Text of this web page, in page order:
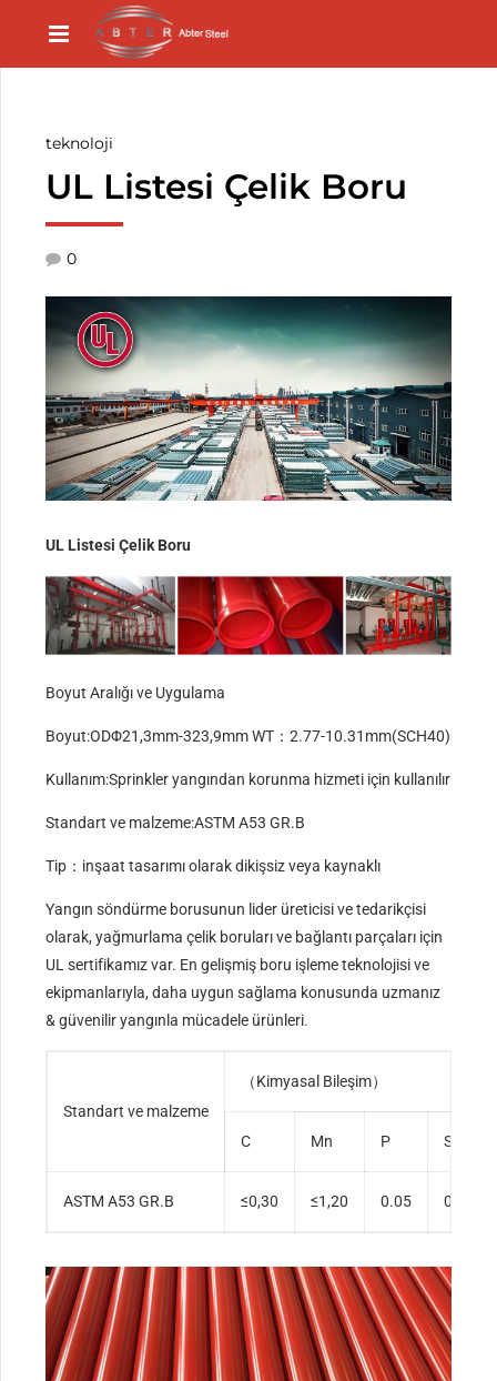
teknoloji
UL Listesi Çelik Boru
0
UL Listesi Çelik Boru
Boyut Aralığı ve Uygulama
Boyut:ODΦ21,3mm-323,9mm WT：2.77-10.31mm(SCH40)
Kullanım:Sprinkler yangından korunma hizmeti için kullanılır
Standart ve malzeme:ASTM A53 GR.B
Tip：inşaat tasarımı olarak dikişsiz veya kaynaklı
Yangın söndürme borusunun lider üreticisi ve tedarikçisi
olarak, yağmurlama çelik boruları ve bağlantı parçaları için
UL sertifikamız var. En gelişmiş boru işleme teknolojisi ve
ekipmanlarıyla, daha uygun sağlama konusunda uzmanız
& güvenilir yangınla mücadele ürünleri.
Standart ve malzeme
（Kimyasal Bileşim）
C Mn P S
ASTM A53 GR.B ≤0,30 ≤1,20 0.05 0.045